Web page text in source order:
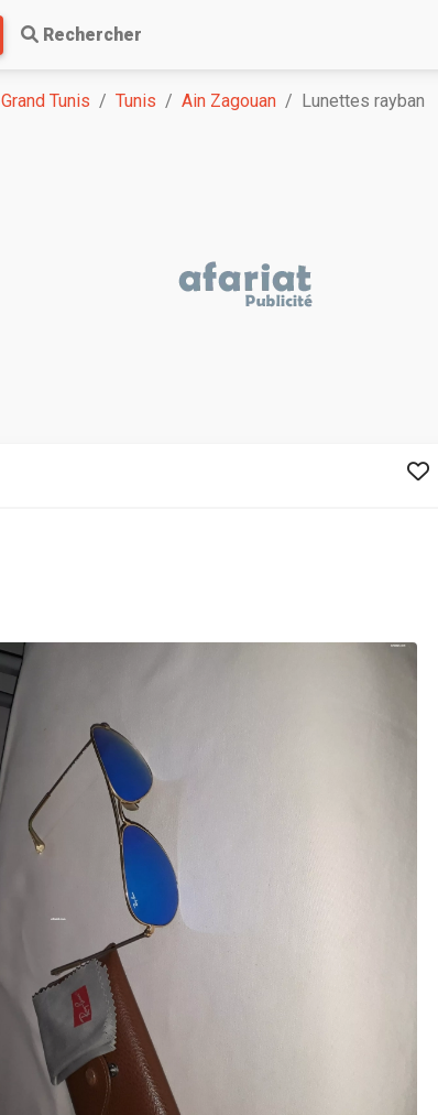
Rechercher
Grand Tunis Tunis Ain Zagouan Lunettes rayban